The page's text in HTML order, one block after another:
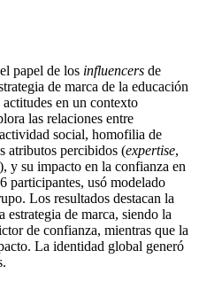
papel de los influencers de
de marca de la educación
en un contexto
las relaciones entre
social, homofilia de
atributos percibidos (expertise,
y su impacto en la confianza en
participantes, usó modelado
Los resultados destacan la
de marca, siendo la
de confianza, mientras que la
La identidad global generó